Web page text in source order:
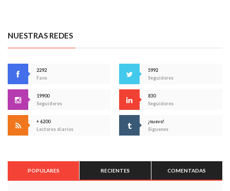
NUESTRAS REDES
2292
Fans
5992
Seguidores
19900
Seguidores
830
Seguidores
+ 6200
Lectores diarios
¡nuevo!
Síguenos
POPULARES RECIENTES COMENTADAS